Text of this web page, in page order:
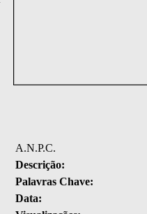
A.N.P.C.
Descrição:
Palavras Chave:
Data: